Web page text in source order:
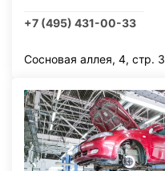
+7 (495) 431-00-33
Сосновая аллея, 4, стр. 3